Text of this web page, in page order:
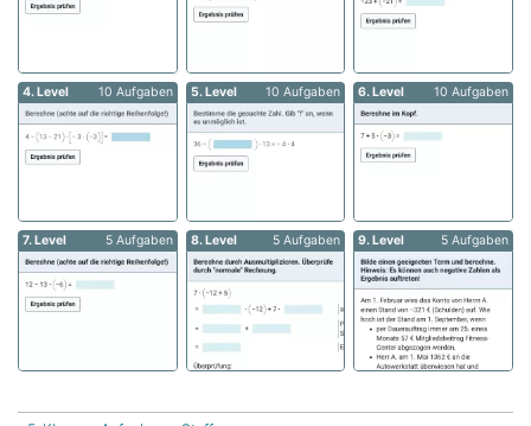
4. Level 10 Aufgaben 5. Level 10 Aufgaben 6. Level 10 Aufgaben
7. Level 5 Aufgaben 8. Level 5 Aufgaben 9. Level 5 Aufgaben